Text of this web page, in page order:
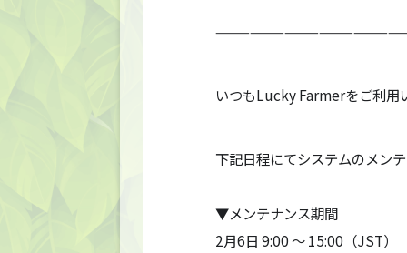
いつもLucky Farmerをご利用
下記日程にてシステムのメン
▼メンテナンス期間
2月6日 9:00 ～ 15:00（JST）